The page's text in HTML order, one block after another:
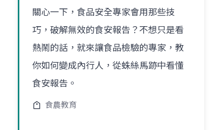
關心一下，食品安全專家會用那些技
巧，破解無效的食安報告？不想只是看
熱鬧的話，就來讓食品檢驗的專家，教
你如何變成內行人，從蛛絲馬跡中看懂
食安報告。
食農教育